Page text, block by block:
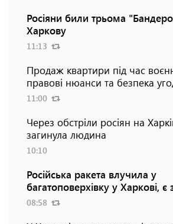
Росіяни били трьома
Харкову
11:13
Продаж квартири під час
правові нюанси та безпека
11:00
Через обстріли росіян на
загинула людина
10:10
Російська ракета влучила у
багатоповерхівку у Харкові, є
08:58